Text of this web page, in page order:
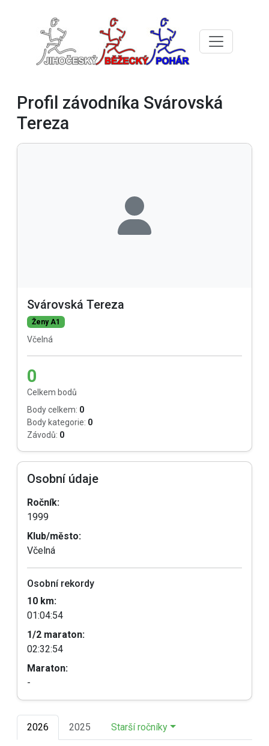
Profil závodníka Svárovská
Tereza
Svárovská Tereza
Ženy A1
Včelná
0
Celkem bodů
Body celkem: 0
Body kategorie: 0
Závodů: 0
Osobní údaje
Ročník:
1999
Klub/město:
Včelná
Osobní rekordy
10 km:
01:04:54
1/2 maraton:
02:32:54
Maraton:
-
2026 2025 Starší ročníky